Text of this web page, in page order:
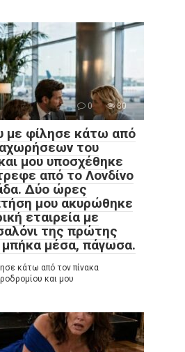
0 80
με φίλησε κάτω από
του
μου υποσχέθηκε
από το Λονδίνο
Δύο ώρες
μου ακυρώθηκε
εταιρεία με
της πρώτης
μέσα, πάγωσα.
κάτω από τον πίνακα
και μου